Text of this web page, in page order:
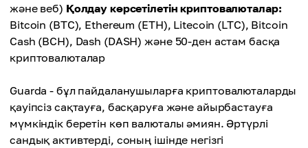
және веб) Қолдау көрсетілетін криптовалюталар:
Bitcoin (BTC), Ethereum (ETH), Litecoin (LTC), Bitcoin
Cash (BCH), Dash (DASH) және 50-ден астам басқа
криптовалюталар
Guarda - бұл пайдаланушыларға криптовалюталарды
қауіпсіз сақтауға, басқаруға және айырбастауға
мүмкіндік беретін көп валюталы әмиян. Әртүрлі
сандық активтерді, соның ішінде негізгі